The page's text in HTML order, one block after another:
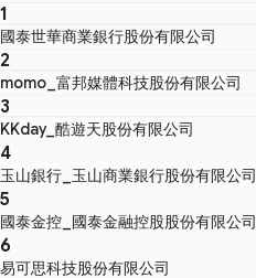
1
國泰世華商業銀行股份有限公司
2
momo_富邦媒體科技股份有限公司
3
KKday_酷遊天股份有限公司
4
玉山銀行_玉山商業銀行股份有限公司
5
國泰金控_國泰金融控股股份有限公司
6
易可思科技股份有限公司